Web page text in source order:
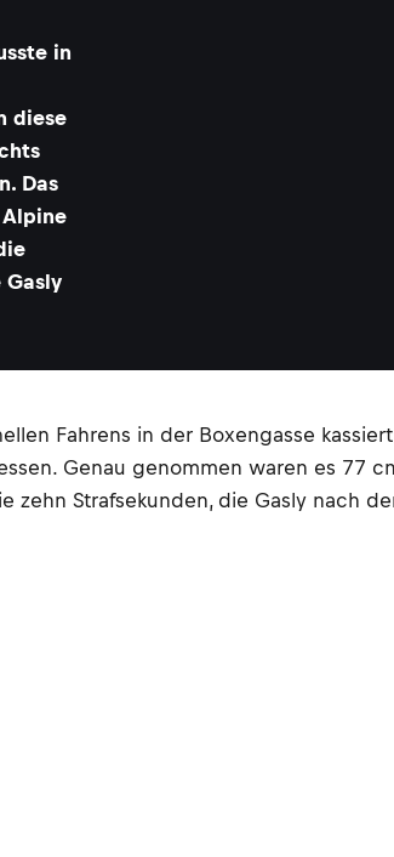
in
diese
Das
Gasly
Fahrens in der Boxengasse
Genau genommen waren es 77
Strafsekunden, die Gasly nach